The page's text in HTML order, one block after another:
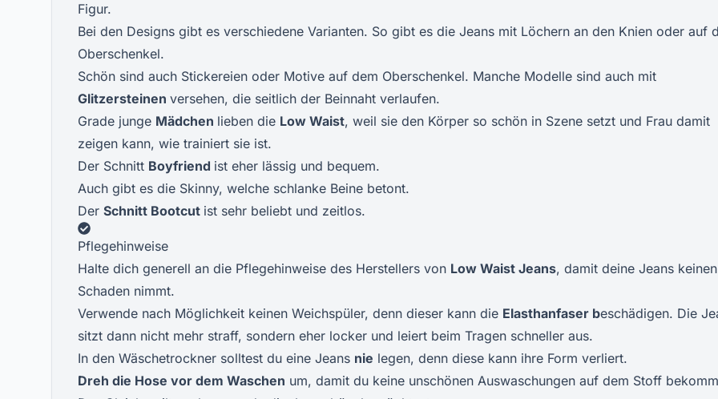
Figur.
Bei den Designs gibt es verschiedene Varianten. So gibt es die Jeans mit Löchern an den Knien oder auf
Oberschenkel.
Schön sind auch Stickereien oder Motive auf dem Oberschenkel. Manche Modelle sind auch mit
Glitzersteinen versehen, die seitlich der Beinnaht verlaufen.
Grade junge Mädchen lieben die Low Waist, weil sie den Körper so schön in Szene setzt und Frau damit
zeigen kann, wie trainiert sie ist.
Der Schnitt Boyfriend ist eher lässig und bequem.
Auch gibt es die Skinny, welche schlanke Beine betont.
Der Schnitt Bootcut ist sehr beliebt und zeitlos.
Pflegehinweise
Halte dich generell an die Pflegehinweise des Herstellers von Low Waist Jeans, damit deine Jeans keinen
Schaden nimmt.
Verwende nach Möglichkeit keinen Weichspüler, denn dieser kann die Elasthanfaser beschädigen. Die
sitzt dann nicht mehr straff, sondern eher locker und leiert beim Tragen schneller aus.
In den Wäschetrockner solltest du eine Jeans nie legen, denn diese kann ihre Form verliert.
Dreh die Hose vor dem Waschen um, damit du keine unschönen Auswaschungen auf dem Stoff